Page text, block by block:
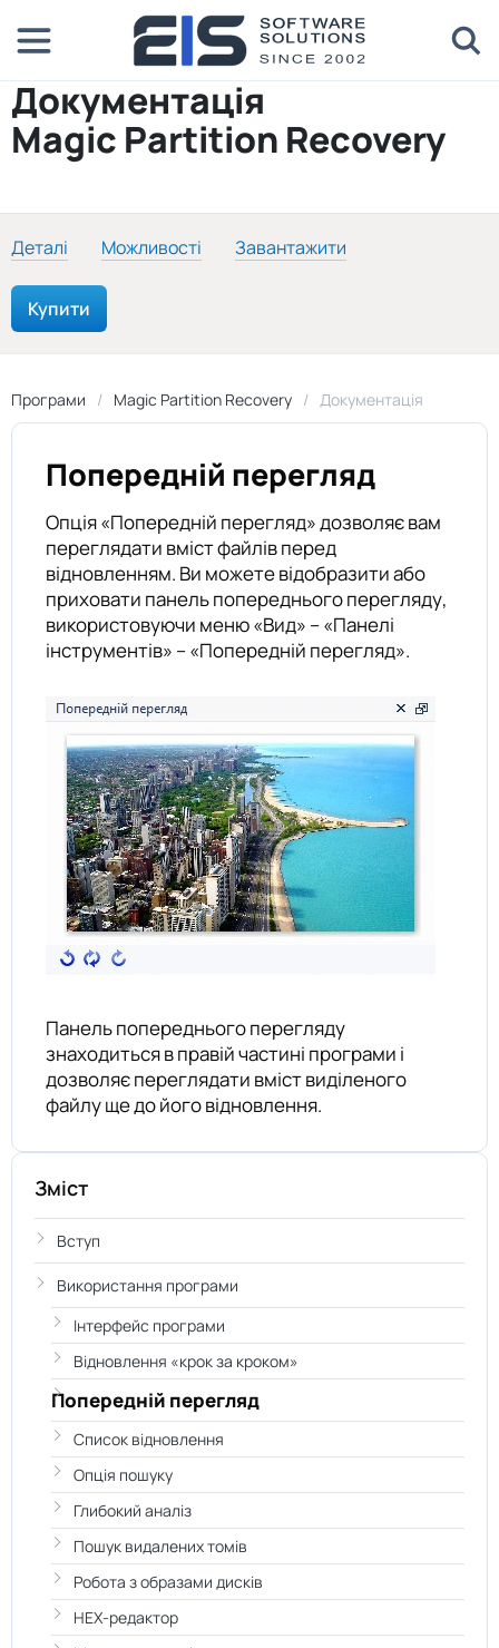
Документація
Magic Partition Recovery
Деталі Можливості Завантажити
Купити
Програми Magic Partition Recovery Документація
Попередній перегляд
Опція «Попередній перегляд» дозволяє вам
переглядати вміст файлів перед
відновленням. Ви можете відобразити або
приховати панель попереднього перегляду,
використовуючи меню «Вид» – «Панелі
інструментів» – «Попередній перегляд».
Панель попереднього перегляду
знаходиться в правій частині програми і
дозволяє переглядати вміст виділеного
файлу ще до його відновлення.
Зміст
Вступ
Використання програми
Інтерфейс програми
Відновлення «крок за кроком»
Попередній перегляд
Список відновлення
Опція пошуку
Глибокий аналіз
Пошук видалених томів
Робота з образами дисків
HEX-редактор